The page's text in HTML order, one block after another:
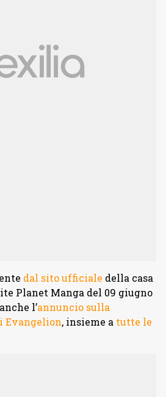
dal sito ufficiale della casa
Planet Manga del 09 giugno
l’annuncio sulla
Evangelion, insieme a tutte le